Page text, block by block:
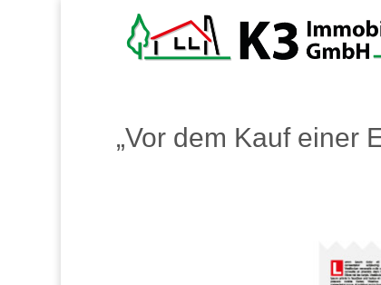
„Vor dem Kauf einer